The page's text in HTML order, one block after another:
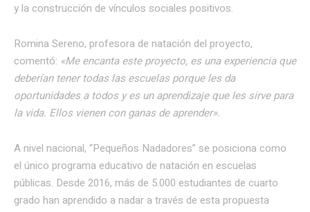
y la construcción de vínculos sociales positivos.
Romina Sereno, profesora de natación del proyecto,
comentó: «Me encanta este proyecto, es una experiencia que
deberían tener todas las escuelas porque les da
oportunidades a todos y es un aprendizaje que les sirve para
la vida. Ellos vienen con ganas de aprender».
A nivel nacional, “Pequeños Nadadores” se posiciona como
el único programa educativo de natación en escuelas
públicas. Desde 2016, más de 5.000 estudiantes de cuarto
grado han aprendido a nadar a través de esta propuesta